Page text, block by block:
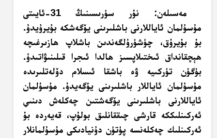
مەسىلەن: نۇر سۈرىسىنىڭ 31-ئايىتى
مۇسۇلمان ئاياللارنى باشلىرىنى يۆگەشكە بۇيرۇيدۇ.
بۇ بۇيرۇق، چۈشۈرۈلگەندىن باشلاپ ھازىرغىچە
ھېچقانداق ئىختىلاپسىز ھالدا ئىجرا قىلىنىۋاتىدۇ.
بۈگۈن تۈركىيە ۋە باشقا ئىسلام دۆلەتلىرىدە
مۇسۇلمان ئاياللار باشلىرىنى يۆگەيدۇ. مۇسۇلمان
ئاياللارنى باشلىرىنى يۆگەشتىن چەكلەش دىنىي
ئەركىنلىككە قارشى چىققانلىق بولۇپ، قەيەردە بۇ
ئەركىنلىك چەكلەنسە پۈتۈن دۇنيادىكى مۇسۇلمانلار